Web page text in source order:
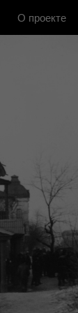
О проекте